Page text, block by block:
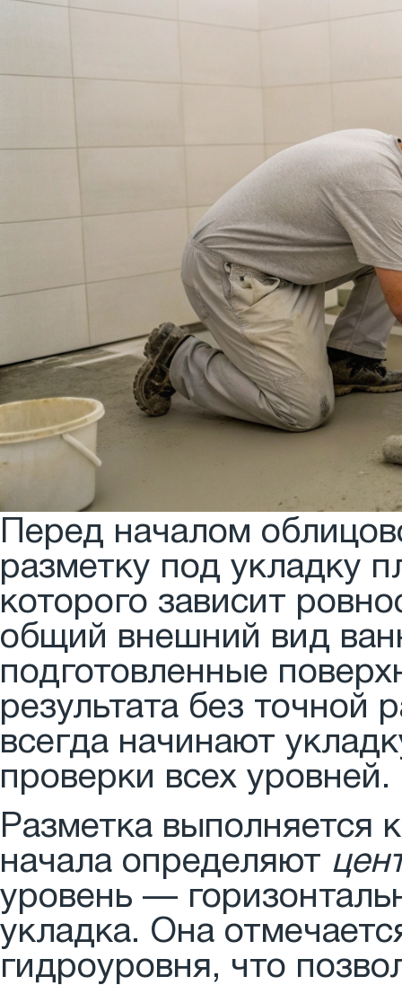
Перед началом
разметку под укладку
которого зависит
общий внешний вид
подготовленные
результата без
всегда начинают
проверки всех уровней.
Разметка выполняется
начала определяют
уровень —
укладка. Она
гидроуровня, что